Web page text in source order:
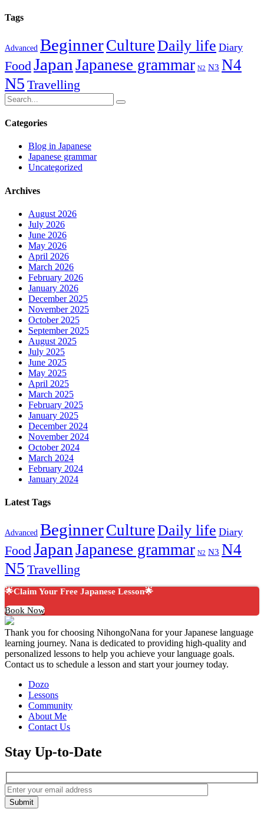
Tags
Advanced BeginnerCultureDaily life Diary
Food Japan Japanese grammar N2 N3 N4
N5 Travelling
Categories
Blog in Japanese
Japanese grammar
Uncategorized
Archives
August 2026
July 2026
June 2026
May 2026
April 2026
March 2026
February 2026
January 2026
December 2025
November 2025
October 2025
September 2025
August 2025
July 2025
June 2025
May 2025
April 2025
March 2025
February 2025
January 2025
December 2024
November 2024
October 2024
March 2024
February 2024
January 2024
Latest Tags
Advanced BeginnerCultureDaily life Diary
FoodJapan Japanese grammar N2 N3 N4
N5 Travelling
🌟Claim Your Free Japanese Lesson🌟
Book Now
Thank you for choosing NihongoNana for your Japanese language
learning journey. Nana is dedicated to providing high-quality and
personalized lessons to help you achieve your language goals.
Contact us to schedule a lesson and start your journey today.
Dozo
Lessons
Community
About Me
Contact Us
Stay Up-to-Date